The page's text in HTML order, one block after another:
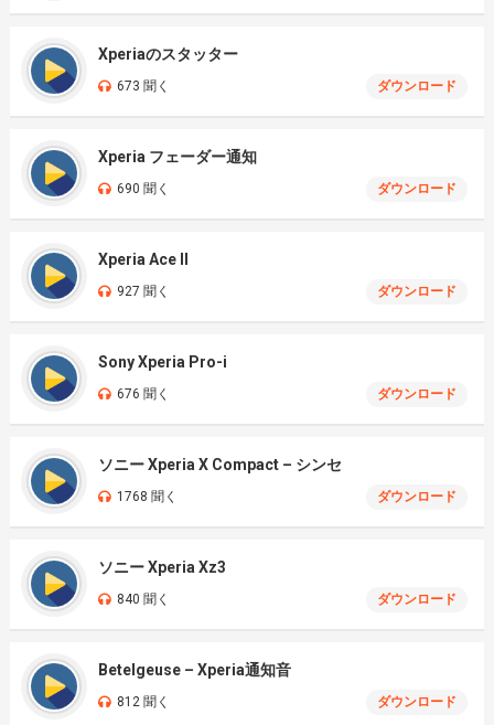
Xperiaのスタッター
673 聞く ダウンロード
Xperia フェーダー通知
690 聞く ダウンロード
Xperia Ace II
927 聞く ダウンロード
Sony Xperia Pro-i
676 聞く ダウンロード
ソニー Xperia X Compact – シンセ
1768 聞く ダウンロード
ソニー Xperia Xz3
840 聞く ダウンロード
Betelgeuse – Xperia通知音
812 聞く ダウンロード